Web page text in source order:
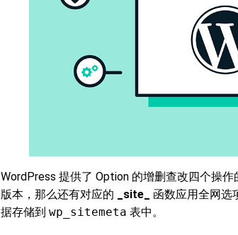
WordPress 提供了 Option 的增删查改四个操
版本，那么还有对应的
_site_ 函数应用全网选
据存储到 wp_sitemeta 表中。